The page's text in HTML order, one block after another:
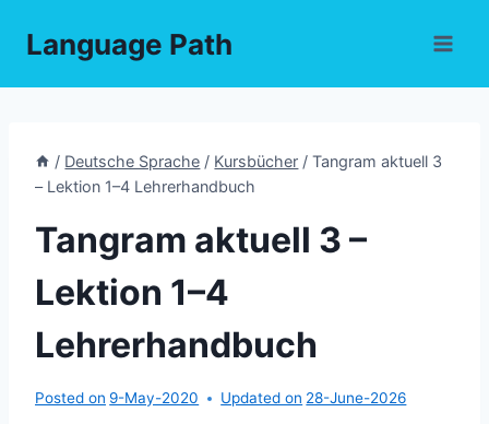
Language Path
/ Deutsche Sprache / Kursbücher / Tangram aktuell 3
– Lektion 1–4 Lehrerhandbuch
Tangram aktuell 3 –
Lektion 1–4
Lehrerhandbuch
Posted on 9-May-2020 Updated on 28-June-2026